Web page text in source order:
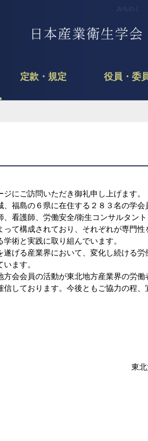
みちのく
定款・規定 役員・委
にご訪問いただき御礼申し上げます。
福島の６県に在住する２８３名の学会
看護師、労働安全/衛生コンサルタン
て構成されており、それぞれが専門性
術と実践に取り組んでいます。
げる産業界において、変化し続ける労
ます。
会会員の活動が東北地方産業界の労働
しております。今後ともご協力の程、
成２９年
日本産業衛生
東北大学大学院医学系
黒